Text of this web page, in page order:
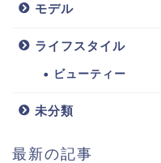
モデル
ライフスタイル
ビューティー
未分類
最新の記事